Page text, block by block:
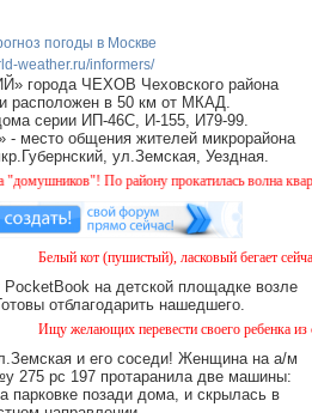
погоды в Москве
weather.ru/informers/
города ЧЕХОВ Чеховского района
расположен в 50 км от МКАД.
серии ИП-46С, И-155, И79-99.
место общения жителей микрорайона
ул.Земская, Уездная.
По району прокатилась волна
Белый кот (пушистый), ласковый бегает
на детской площадке возле
отблагодарить нашедшего.
Ищу желающих перевести своего ребенка из
и его соседи! Женщина на а/м
275 рс 197 протаранила две машины:
парковке позади дома, и скрылась в